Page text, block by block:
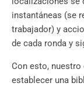
instantáneas (se
trabajador) y
de cada ronda y
Con esto,
establecer una